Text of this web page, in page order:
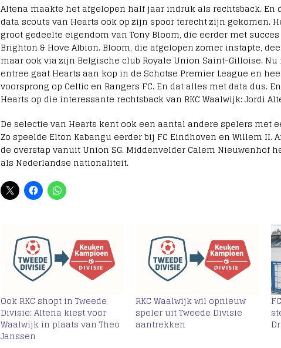
Altena maakte het afgelopen half jaar indruk als rechtsback. En
data scouts van Hearts ook op zijn spoor terecht zijn gekomen.
groot gedeelte eigendom van Tony Bloom, die eerder met
Brighton & Hove Albion. Bloom, die afgelopen zomer instapte,
maar ook via zijn Belgische club Royale Union Saint-Gilloise.
entree gaat Hearts aan kop in de Schotse Premier League en
voorsprong op Celtic en Rangers FC. En dat alles met data dus.
Hearts op die interessante rechtsback van RKC Waalwijk: Jordi
De selectie van Hearts kent ook een aantal andere spelers met
Zo speelde Elton Kabangu eerder bij FC Eindhoven en Willem II.
de overstap vanuit Union SG. Middenvelder Calem Nieuwenhof
als Nederlandse nationaliteit.
Ook RKC shopt in Tweede
Divisie: Altena kiest voor
Waalwijk in plaats van Theo
Janssen
RKC Waalwijk wil opnieuw
speler uit Tweede Divisie
aantrekken